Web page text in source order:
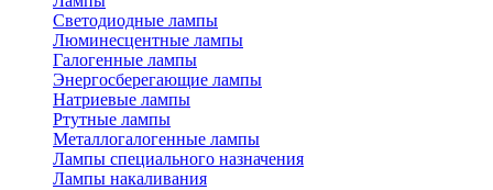
Cветодиодные лампы
Люминесцентные лампы
Галогенные лампы
Энергосберегающие лампы
Натриевые лампы
Ртутные лампы
Металлогалогенные лампы
Лампы специального назначения
Лампы накаливания